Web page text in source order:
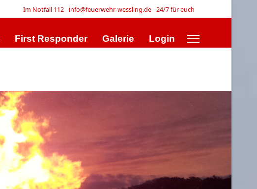
Im Notfall 112 info@feuerwehr-wessling.de 24/7 für euch
First Responder Galerie Login